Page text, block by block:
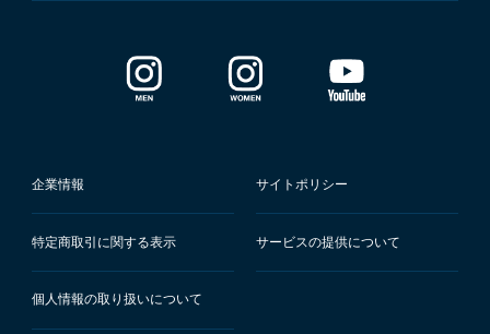
企業情報 サイトポリシー
特定商取引に関する表示 サービスの提供について
個人情報の取り扱いについて